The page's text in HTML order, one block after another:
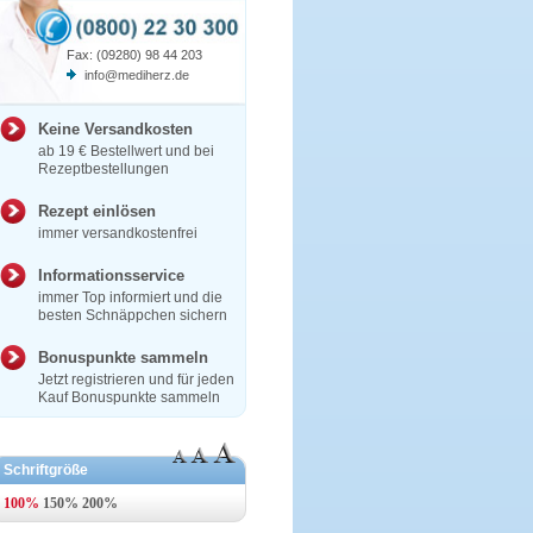
Fax: (09280) 98 44 203
info@mediherz.de
Keine Versandkosten
ab 19 € Bestellwert und bei
Rezeptbestellungen
Rezept einlösen
immer versandkostenfrei
Informationsservice
immer Top informiert und die
besten Schnäppchen sichern
Bonuspunkte sammeln
Jetzt registrieren und für jeden
Kauf Bonuspunkte sammeln
Schriftgröße